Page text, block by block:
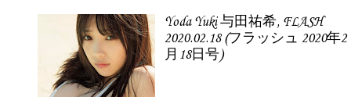
Yoda Yuki 与田祐希, FLASH
2020.02.18 (フラッシュ 2020年2
月18日号)